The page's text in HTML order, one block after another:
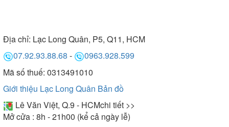
Địa chỉ: Lạc Long Quân, P5, Q11, HCM
07.92.93.88.68 -
0963.928.599
Mã số thuế: 0313491010
Giới thiệu Lạc Long Quân Bản đồ
Lê Văn Việt, Q.9 - HCMchi tiết >>
Mở cửa : 8h - 21h00 (kể cả ngày lễ)